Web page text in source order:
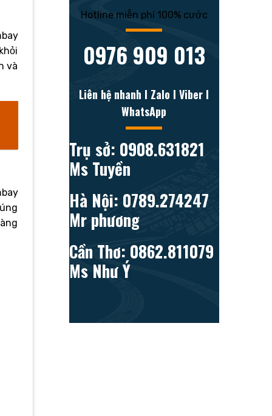
và
Hotline miễn phí 100% cước
0976 909 013
Liên hệ nhanh l Zalo l Viber l
WhatsApp
Trụ sở: 0908.631821
Ms Tuyền
Hà Nội: 0789.274247
Mr phương
Cần Thơ: 0862.811079
Ms Như Ý